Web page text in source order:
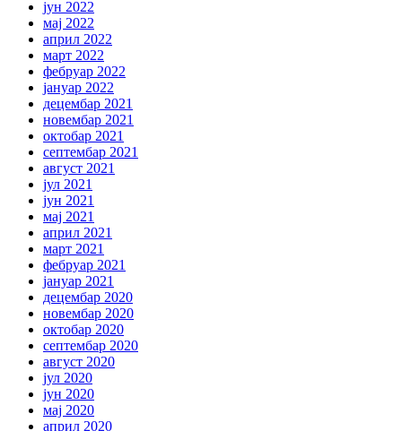
јун 2022
мај 2022
април 2022
март 2022
фебруар 2022
јануар 2022
децембар 2021
новембар 2021
октобар 2021
септембар 2021
август 2021
јул 2021
јун 2021
мај 2021
април 2021
март 2021
фебруар 2021
јануар 2021
децембар 2020
новембар 2020
октобар 2020
септембар 2020
август 2020
јул 2020
јун 2020
мај 2020
април 2020